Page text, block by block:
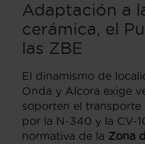
Adaptación a
cerámica, el
las ZBE
El dinamismo de
Onda y Alcora exige
soporten el transporte
por la N-340 y la CV-
normativa de la Zona